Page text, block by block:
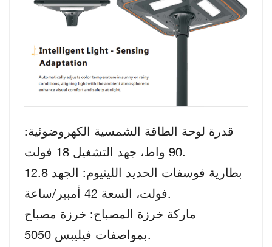
قدرة لوحة الطاقة الشمسية الكهروضوئية:
90 واط، جهد التشغيل 18 فولت.
بطارية فوسفات الحديد الليثيوم: الجهد 12.8
فولت، السعة 42 أمبير/ساعة.
ماركة خرزة المصباح: خرزة مصباح
بمواصفات فيليبس 5050.